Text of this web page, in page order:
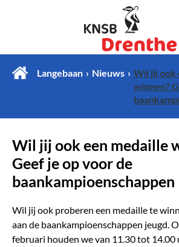
Langebaan Nieuws
Wil jij ook
winnen?
Wil jij ook een medaille
Geef je op voor de
baankampioenschappen
Wil jij ook proberen een medaille te
aan de baankampioenschappen jeugd.
februari houden we van 11.30 tot 14.00